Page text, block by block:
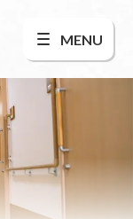
MENU